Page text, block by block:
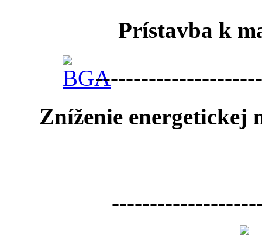
Prístavba k
Zníženie energetickej